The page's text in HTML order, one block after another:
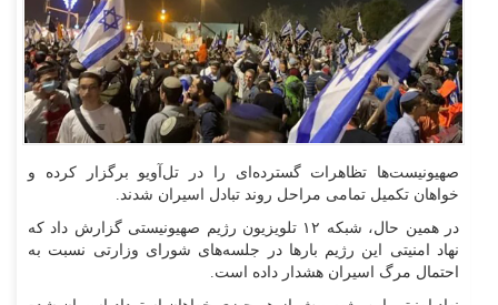
صهیونیست‌ها تظاهرات گسترده‌ای را در تل‌آویو برگزار کرده و
خواهان تکمیل تمامی مراحل روند تبادل اسیران شدند.
در همین حال، شبکه ۱۲ تلویزیون رژیم صهیونیستی گزارش داد که
نهاد امنیتی این رژیم بار‌ها در جلسه‌های شورای وزارتی نسبت به
احتمال مرگ اسیران هشدار داده است.